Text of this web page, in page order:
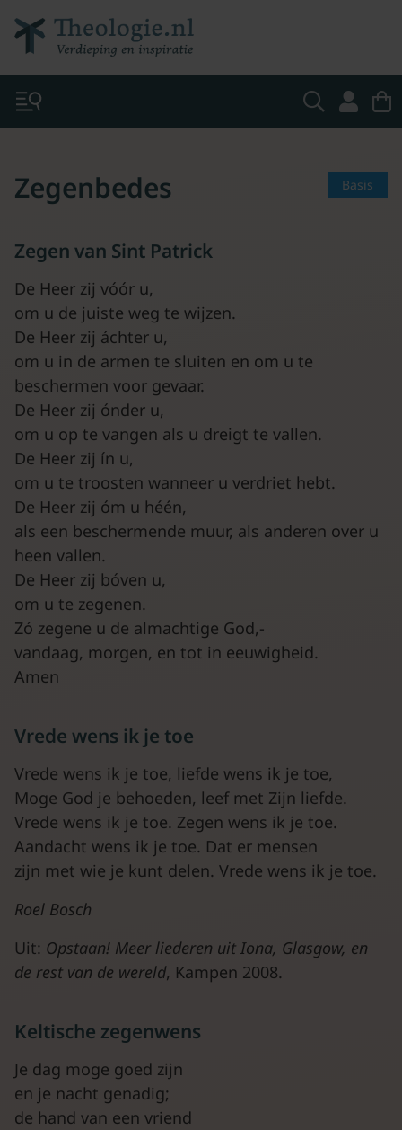
Basis
Zegenbedes
Zegen van Sint Patrick
De Heer zij vóór u,
om u de juiste weg te wijzen.
De Heer zij áchter u,
om u in de armen te sluiten en om u te
beschermen voor gevaar.
De Heer zij ónder u,
om u op te vangen als u dreigt te vallen.
De Heer zij ín u,
om u te troosten wanneer u verdriet hebt.
De Heer zij óm u héén,
als een beschermende muur, als anderen over u
heen vallen.
De Heer zij bóven u,
om u te zegenen.
Zó zegene u de almachtige God,-
vandaag, morgen, en tot in eeuwigheid.
Amen
Vrede wens ik je toe
Vrede wens ik je toe, liefde wens ik je toe,
Moge God je behoeden, leef met Zijn liefde.
Vrede wens ik je toe. Zegen wens ik je toe.
Aandacht wens ik je toe. Dat er mensen
zijn met wie je kunt delen. Vrede wens ik je toe.
Roel Bosch
Uit: Opstaan! Meer liederen uit Iona, Glasgow, en
de rest van de wereld, Kampen 2008.
Keltische zegenwens
Je dag moge goed zijn
en je nacht genadig;
de hand van een vriend